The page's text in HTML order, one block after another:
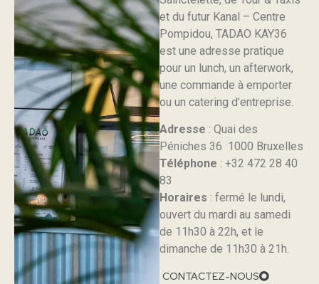
et du futur Kanal – Centre
Pompidou, TADAO KAY36
est une adresse pratique
pour un lunch, un afterwork,
une commande à emporter
ou un catering d’entreprise.
Adresse : Quai des
Péniches 36 1000 Bruxelles
Téléphone : +32 472 28 40
83
Horaires : fermé le lundi,
ouvert du mardi au samedi
de 11h30 à 22h, et le
dimanche de 11h30 à 21h.
CONTACTEZ-NOUS